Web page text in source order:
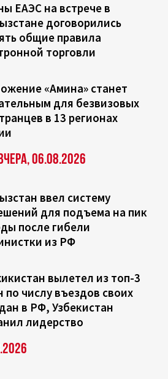
ЕАЭС на встрече в
договорились
общие правила
торговли
«Амина» станет
для безвизовых
в 13 регионах
06.08.2026
ввел систему
для подъема на пик
после гибели
из РФ
вылетел из топ-3
по числу въездов своих
в РФ, Узбекистан
лидерство